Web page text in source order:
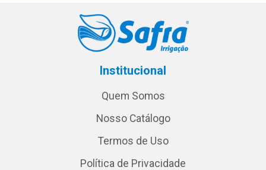
Institucional
Quem Somos
Nosso Catálogo
Termos de Uso
Política de Privacidade